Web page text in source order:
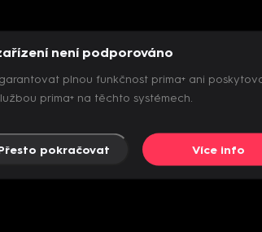
není podporováno
plnou funkčnost prima+ ani
prima+ na těchto systémech.
pokračovat Více info